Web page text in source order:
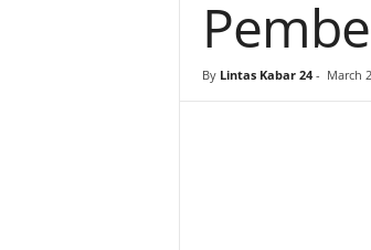
By Lintas Kabar 24- March